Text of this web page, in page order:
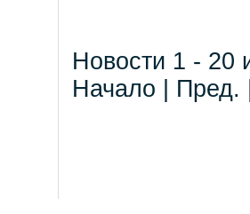
Новости 1 - 20
Начало |